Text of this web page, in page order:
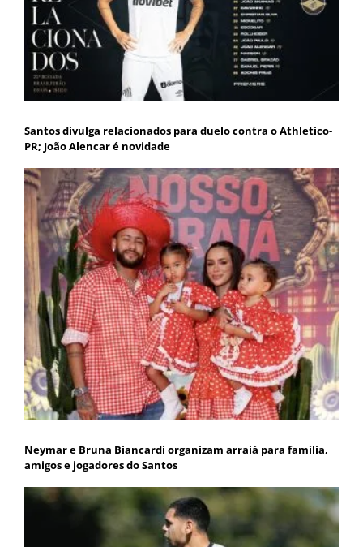
Santos divulga relacionados para duelo contra o Athletico-
PR; João Alencar é novidade
Neymar e Bruna Biancardi organizam arraiá para família,
amigos e jogadores do Santos